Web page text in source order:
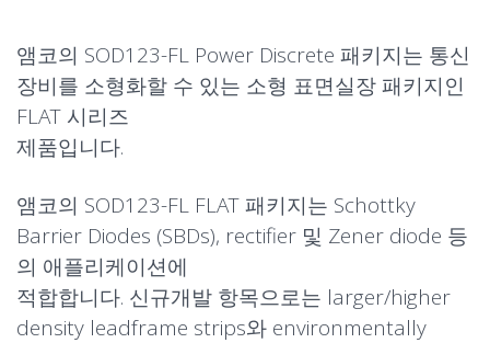
앰코의 SOD123-FL Power Discrete 패키지는 통신
장비를 소형화할 수 있는 소형 표면실장 패키지인
FLAT 시리즈
제품입니다.
앰코의 SOD123-FL FLAT 패키지는 Schottky
Barrier Diodes (SBDs), rectifier 및 Zener diode 등
의 애플리케이션에
적합합니다. 신규개발 항목으로는 larger/higher
density leadframe strips와 environmentally